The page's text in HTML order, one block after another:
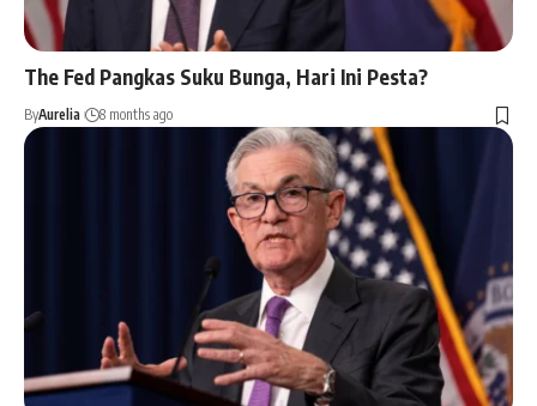
The Fed Pangkas Suku Bunga, Hari Ini Pesta?
ByAurelia 8 months ago